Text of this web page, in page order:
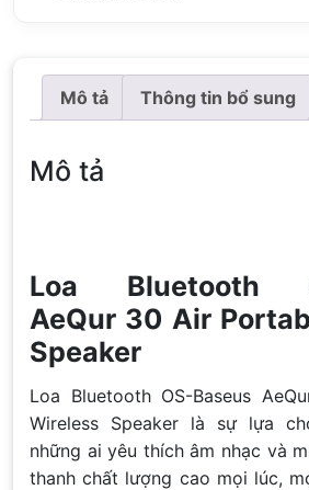
Mô tả Thông tin bổ sung
Mô tả
Loa Bluetooth
AeQur 30 Air
Speaker
Loa Bluetooth OS-Baseus
Wireless Speaker là sự lựa
những ai yêu thích âm nhạc và
thanh chất lượng cao mọi lúc,